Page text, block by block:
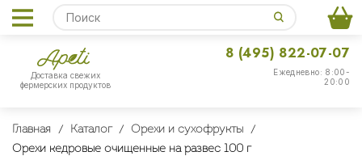
Доставка свежих
фермерских продуктов
Ежедневно: 8:00-
20:00
8 (495) 822-07-07
Главная Каталог
Орехи и сухофрукты
Орехи кедровые очищенные на развес 100 г